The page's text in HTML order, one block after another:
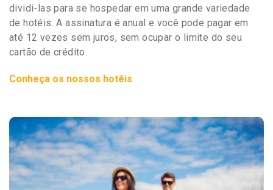
dividi-las para se hospedar em uma grande variedade
de hotéis. A assinatura é anual e você pode pagar em
até 12 vezes sem juros, sem ocupar o limite do seu
cartão de crédito.
Conheça os nossos hotéis